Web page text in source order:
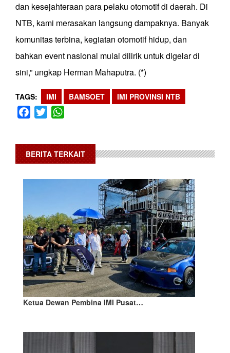
dan kesejahteraan para pelaku otomotif di daerah. Di
NTB, kami merasakan langsung dampaknya. Banyak
komunitas terbina, kegiatan otomotif hidup, dan
bahkan event nasional mulai dilirik untuk digelar di
sini,” ungkap Herman Mahaputra. (*)
TAGS IMI BAMSOET IMI PROVINSI NTB
Facebook
Twitter
BERITA TERKAIT
Ketua Dewan Pembina IMI Pusat…